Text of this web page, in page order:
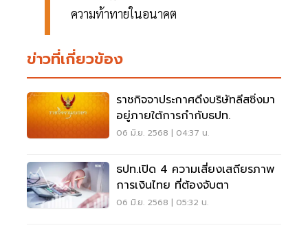
ความท้าทายในอนาคต
ข่าวที่เกี่ยวข้อง
ราชกิจจาประกาศดึงบริษัทลีสซิ่งมา
อยู่ภายใต้การกำกับธปท.
06 มิ.ย. 2568 | 04:37 น.
ธปท.เปิด 4 ความเสี่ยงเสถียรภาพ
การเงินไทย ที่ต้องจับตา
06 มิ.ย. 2568 | 05:32 น.